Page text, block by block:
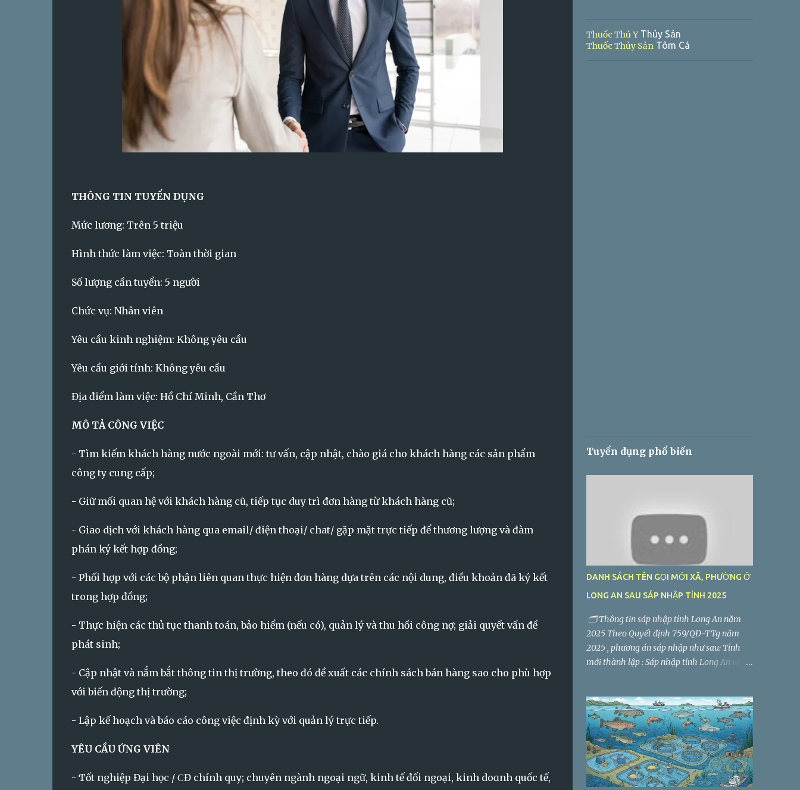
THÔNG TIN TUYỂN DỤNG
Mức lương: Trên 5 triệu
Hình thức làm việc: Toàn thời gian
Số lượng cần tuyển: 5 người
Chức vụ: Nhân viên
Yêu cầu kinh nghiệm: Không yêu cầu
Yêu cầu giới tính: Không yêu cầu
Địa điểm làm việc: Hồ Chí Minh, Cần Thơ
MÔ TẢ CÔNG VIỆC
- Tìm kiếm khách hàng nước ngoài mới: tư vấn, cập nhật, chào giá cho khách hàng các sản phẩm
công ty cung cấp;
- Giữ mối quan hệ với khách hàng cũ, tiếp tục duy trì đơn hàng từ khách hàng cũ;
- Giao dịch với khách hàng qua email/ điện thoại/ chat/ gặp mặt trực tiếp để thương lượng và đàm
phán ký kết hợp đồng;
- Phối hợp với các bộ phận liên quan thực hiện đơn hàng dựa trên các nội dung, điều khoản đã ký kết
trong hợp đồng;
- Thực hiện các thủ tục thanh toán, bảo hiểm (nếu có), quản lý và thu hồi công nợ; giải quyết vấn đề
phát sinh;
- Cập nhật và nắm bắt thông tin thị trường, theo đó đề xuất các chính sách bán hàng sao cho phù hợp
với biến động thị trường;
- Lập kế hoạch và báo cáo công việc định kỳ với quản lý trực tiếp.
YÊU CẦU ỨNG VIÊN
- Ƭốt nghiệp Đại học / ϹĐ chính quy; chuyên ngành ngoại ngữ, kinh tế đối ngoại, kinh doɑnh quốc tế,
Thuốc Thú YThủy Sản
Thuốc Thủy Sản Tôm Cá
Tuyển dụng phổ biến
DANH SÁCH TÊN GỌI MỚI XÃ, PHƯỜNG Ở
LONG AN SAU SÁP NHẬP TỈNH 2025
🗂️ Thông tin sáp nhập tỉnh Long An năm
2025 Theo Quyết định 759/QĐ-TTg năm
2025 , phương án sáp nhập như sau: Tỉnh
mới thành lập : Sáp nhập tỉnh Long An và
Đặt tại TP. Tân An (tỉnh Long An cũ). Diện
tích tự nhiên : 8.536,5 km² Quy mô dân số :
2.959.000 người Số đơn vị hành chính cấp
xã, phường sau sáp nhập : 60 (gồm 56 xã, 4
phường) Giảm từ 186 đơn vị hành chính cấp
xã, phường, thị trấn.